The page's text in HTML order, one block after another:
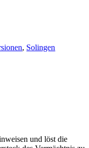
, Solingen
und löst die